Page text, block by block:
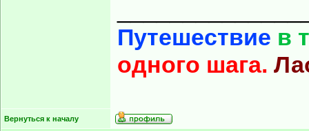
Путешествие в
одного шага.
Вернуться к началу